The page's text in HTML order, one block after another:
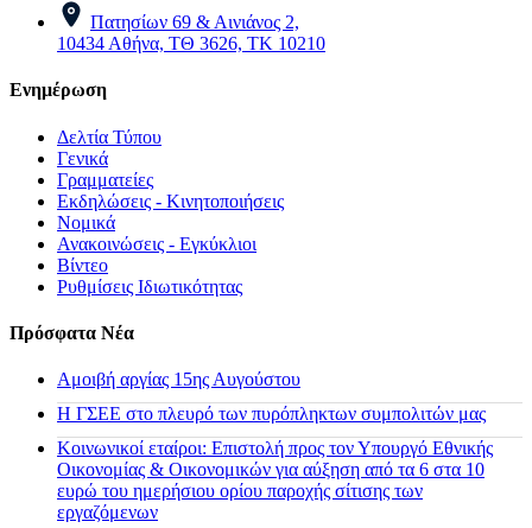
Πατησίων 69 & Αινιάνος 2,
10434 Αθήνα, ΤΘ 3626, ΤΚ 10210
Ενημέρωση
Δελτία Τύπου
Γενικά
Γραμματείες
Εκδηλώσεις - Κινητοποιήσεις
Νομικά
Ανακοινώσεις - Εγκύκλιοι
Βίντεο
Ρυθμίσεις Ιδιωτικότητας
Πρόσφατα Νέα
Αμοιβή αργίας 15ης Αυγούστου
H ΓΣΕΕ στο πλευρό των πυρόπληκτων συμπολιτών μας
Κοινωνικοί εταίροι: Επιστολή προς τον Υπουργό Εθνικής
Οικονομίας & Οικονομικών για αύξηση από τα 6 στα 10
ευρώ του ημερήσιου ορίου παροχής σίτισης των
εργαζόμενων